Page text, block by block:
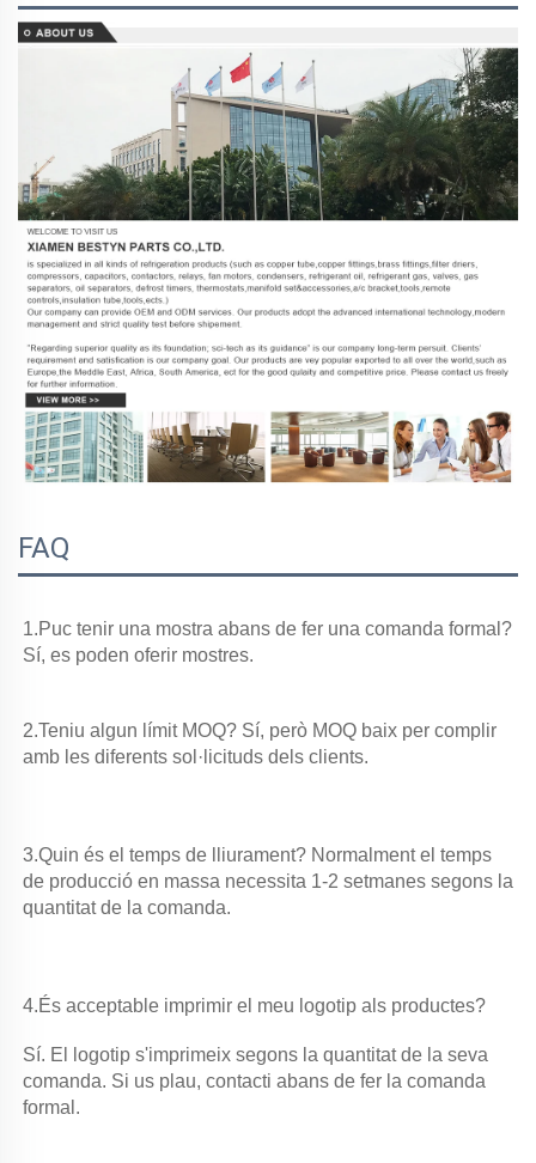
FAQ
1.Puc tenir una mostra abans de fer una comanda formal?
Sí, es poden oferir mostres.
2.Teniu algun límit MOQ? Sí, però MOQ baix per complir
amb les diferents sol·licituds dels clients.
3.Quin és el temps de lliurament? Normalment el temps
de producció en massa necessita 1-2 setmanes segons la
quantitat de la comanda.
4.És acceptable imprimir el meu logotip als productes?
Sí. El logotip s'imprimeix segons la quantitat de la seva
comanda. Si us plau, contacti abans de fer la comanda
formal.